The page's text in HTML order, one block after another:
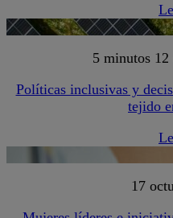
5 minutos
Políticas inclusivas y
tejido
17